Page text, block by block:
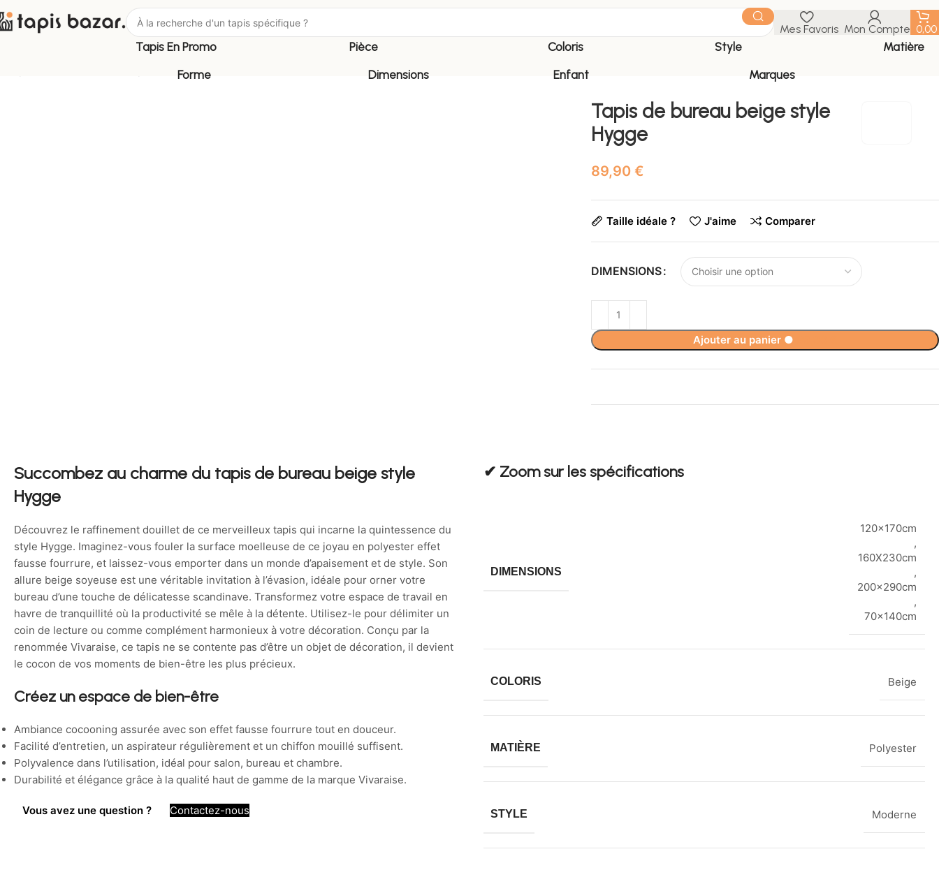
Mes Favoris Mon Compte 0,00
Tapis En Promo Pièce Coloris Style
Matière
Forme
Dimensions Enfant Marques
Tapis de Bureau
Tapis de bureau beige style
Hygge
€
Taille idéale ? J'aime Comparer
DIMENSIONS
Ajouter au panier●
Succombez au charme du tapis de bureau beige style
Hygge
Découvrez le raffinement douillet de ce merveilleux tapis qui incarne la quintessence du
style Hygge. Imaginez-vous fouler la surface moelleuse de ce joyau en polyester effet
fausse fourrure, et laissez-vous emporter dans un monde d’apaisement et de style. Son
allure beige soyeuse est une véritable invitation à l’évasion, idéale pour orner votre
bureau d’une touche de délicatesse scandinave. Transformez votre espace de travail en
havre de tranquillité où la productivité se mêle à la détente. Utilisez-le pour délimiter un
coin de lecture ou comme complément harmonieux à votre décoration. Conçu par la
renommée Vivaraise, ce tapis ne se contente pas d’être un objet de décoration, il devient
le cocon de vos moments de bien-être les plus précieux.
Créez un espace de bien-être
Ambiance cocooning assurée avec son effet fausse fourrure tout en douceur.
Facilité d’entretien, un aspirateur régulièrement et un chiffon mouillé suffisent.
Polyvalence dans l’utilisation, idéal pour salon, bureau et chambre.
Durabilité et élégance grâce à la qualité haut de gamme de la marque Vivaraise.
Vous avez une question ? Contactez-nous
✔︎ Zoom sur les spécifications
DIMENSIONS
120x170cm
,
160X230cm
,
200x290cm
,
70x140cm
COLORIS Beige
MATIÈRE Polyester
STYLE Moderne